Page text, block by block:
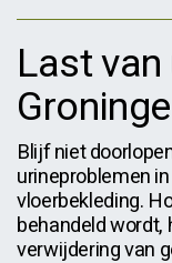
Last van
Blijf niet
urineproblemen
vloerbekleding.
behandeld wordt,
verwijdering van